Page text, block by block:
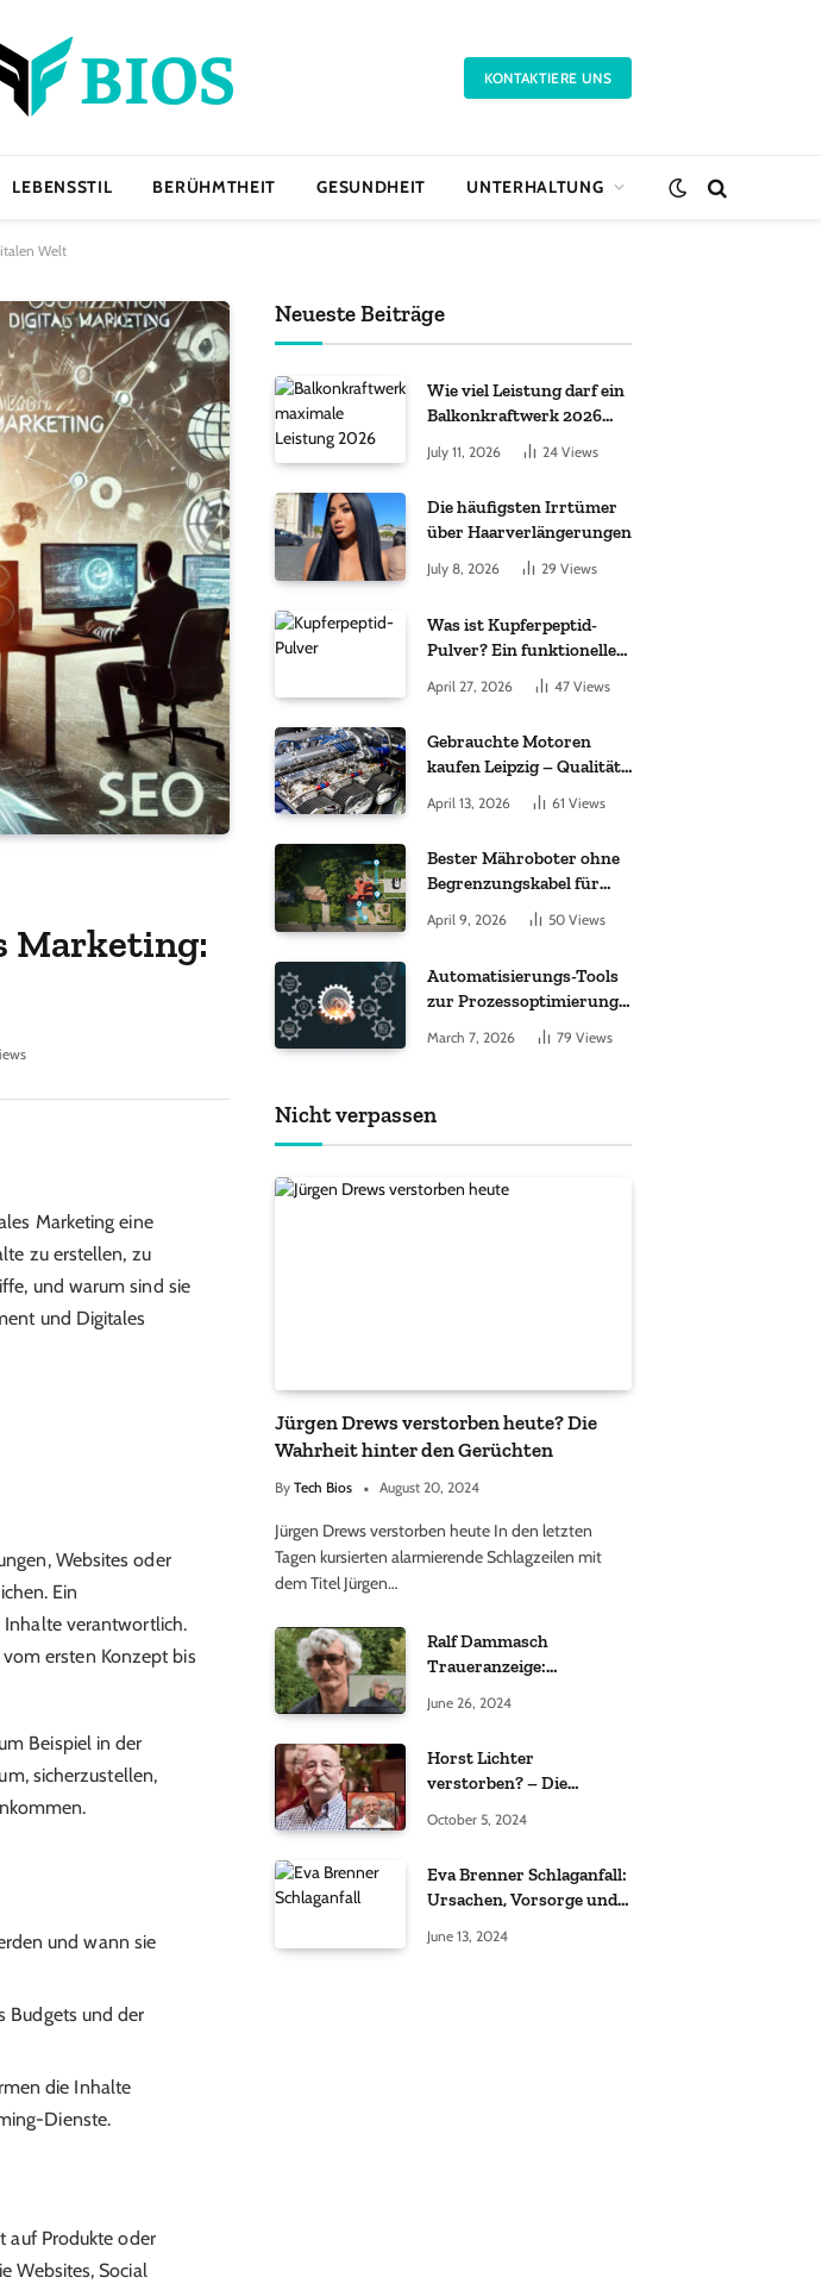
KONTAKTIERE UNS
LEBENSSTIL BERÜHMTHEIT GESUNDHEIT UNTERHALTUNG
Welt
Marketing:
Marketing eine
zu erstellen, zu
und warum sind sie
und Digitales
Websites oder
Ein
Inhalte verantwortlich.
ersten Konzept bis
Beispiel in der
sicherzustellen,
und wann sie
Budgets und der
die Inhalte
Dienste.
auf Produkte oder
Websites, Social
Neueste Beiträge
Wie viel Leistung darf ein
Balkonkraftwerk 2026
July 11, 2026 24 Views
Die häufigsten Irrtümer
über Haarverlängerungen
July 8, 2026 29 Views
Was ist Kupferpeptid-
Pulver? Ein funktioneller
Komplex aus „kleinem
Molekül + Metall“
April 27, 2026 47 Views
Gebrauchte Motoren
kaufen Leipzig – Qualität,
Garantie und weltweite
Lieferung im Fokus
April 13, 2026 61 Views
Bester Mähroboter ohne
Begrenzungskabel für
kleine Gärten: Worauf es
bei 200 bis 500 m²
April 9, 2026 50 Views
Automatisierungs-Tools
zur Prozessoptimierung
im Einkauf: Wichtige
Funktionen, auf die Sie
March 7, 2026 79 Views
Nicht verpassen
Jürgen Drews verstorben heute? Die
Wahrheit hinter den Gerüchten
By Tech Bios August 20, 2024
Jürgen Drews verstorben heute In den letzten
Tagen kursierten alarmierende Schlagzeilen mit
dem Titel Jürgen…
Ralf Dammasch
Traueranzeige:
Informationen
June 26, 2024
Horst Lichter
verstorben? – Die
Gerüchten
October 5, 2024
Eva Brenner Schlaganfall:
Ursachen, Vorsorge und
June 13, 2024